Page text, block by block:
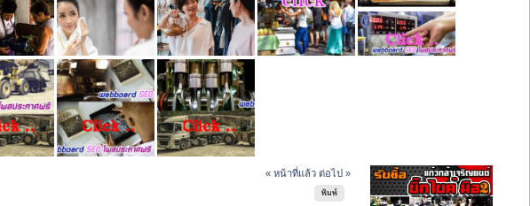
« หน้าที่แล้ว ต่อไป »
พิมพ์